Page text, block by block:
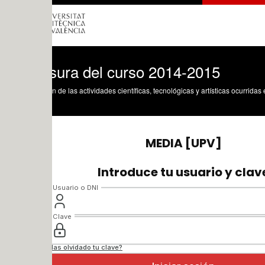
del curso 2014-2015
de las actividades científicas, tecnológicas y artísticas ocurridas en los tres